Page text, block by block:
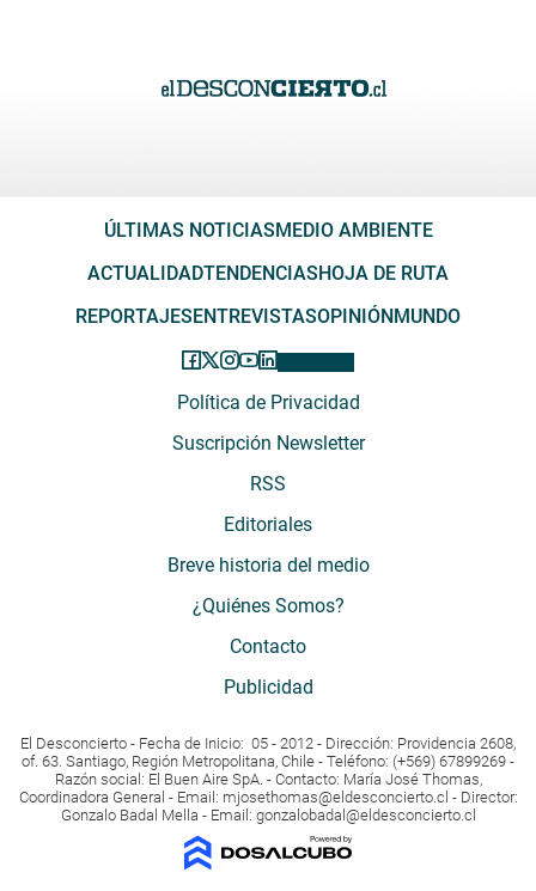
ÚLTIMAS NOTICIASMEDIO AMBIENTE
ACTUALIDADTENDENCIASHOJA DE RUTA
REPORTAJESENTREVISTASOPINIÓNMUNDO
Política de Privacidad
Suscripción Newsletter
RSS
Editoriales
Breve historia del medio
¿Quiénes Somos?
Contacto
Publicidad
El Desconcierto - Fecha de Inicio: 05 - 2012 - Dirección: Providencia 2608,
of. 63. Santiago, Región Metropolitana, Chile - Teléfono: (+569) 67899269 -
Razón social: El Buen Aire SpA. - Contacto: María José Thomas,
Coordinadora General - Email: mjosethomas@eldesconcierto.cl - Director:
Gonzalo Badal Mella - Email: gonzalobadal@eldesconcierto.cl